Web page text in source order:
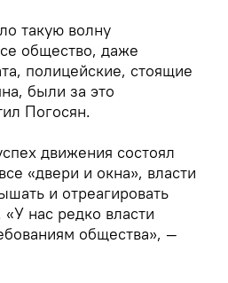
такую волну
общество, даже
полицейские, стоящие
были за это
Погосян.
движения состоял
«двери и окна», власти
и отреагировать
нас редко власти
общества», —